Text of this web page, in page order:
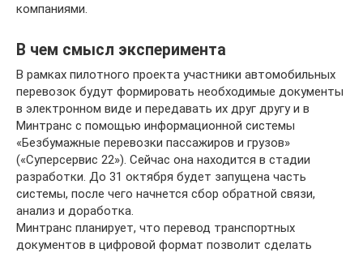
компаниями.
В чем смысл эксперимента
В рамках пилотного проекта участники автомобильных
перевозок будут формировать необходимые документы
в электронном виде и передавать их друг другу и в
Минтранс с помощью информационной системы
«Безбумажные перевозки пассажиров и грузов»
(«Суперсервис 22»). Сейчас она находится в стадии
разработки. До 31 октября будет запущена часть
системы, после чего начнется сбор обратной связи,
анализ и доработка.
Минтранс планирует, что перевод транспортных
документов в цифровой формат позволит сделать